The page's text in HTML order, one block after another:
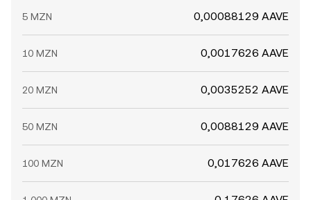
5 MZN 0,00088129 AAVE
10 MZN 0,0017626 AAVE
20 MZN 0,0035252 AAVE
50 MZN 0,0088129 AAVE
100 MZN 0,017626 AAVE